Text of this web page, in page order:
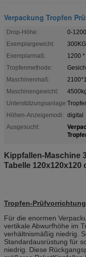
Verpackung Tropfen
Drop-Höhe:
0-
Exemplargewicht:
300KG
Exemplarmaß:
1200
Tropfenmethode:
Maschinenmaß:
Maschinengewicht:
Unterstützungsanlage:
Höhen-Anzeigemodi: digital
Ausgesucht:
Kippfallen-Maschine
Tabelle 120x120x120
Tropfen-
Für die enormen
vertikale Abwurfhöhe im
verhältnismäßig niedrig.
Standardausrüstung für
niedrig. Diese